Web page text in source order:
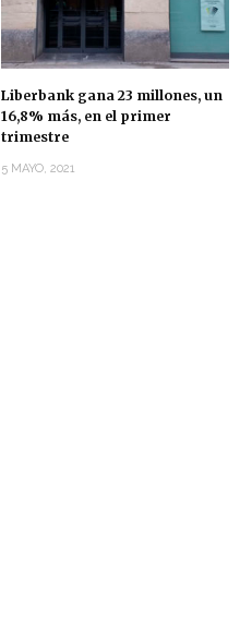
Liberbank gana 23 millones, un
16,8% más, en el primer
trimestre
5 MAYO, 2021